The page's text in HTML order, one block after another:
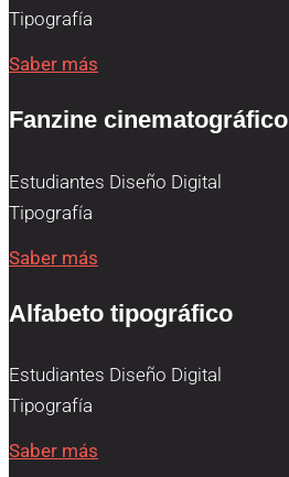
Tipografía
Saber más
Fanzine cinematográfico
Estudiantes Diseño Digital
Tipografía
Saber más
Alfabeto tipográfico
Estudiantes Diseño Digital
Tipografía
Saber más